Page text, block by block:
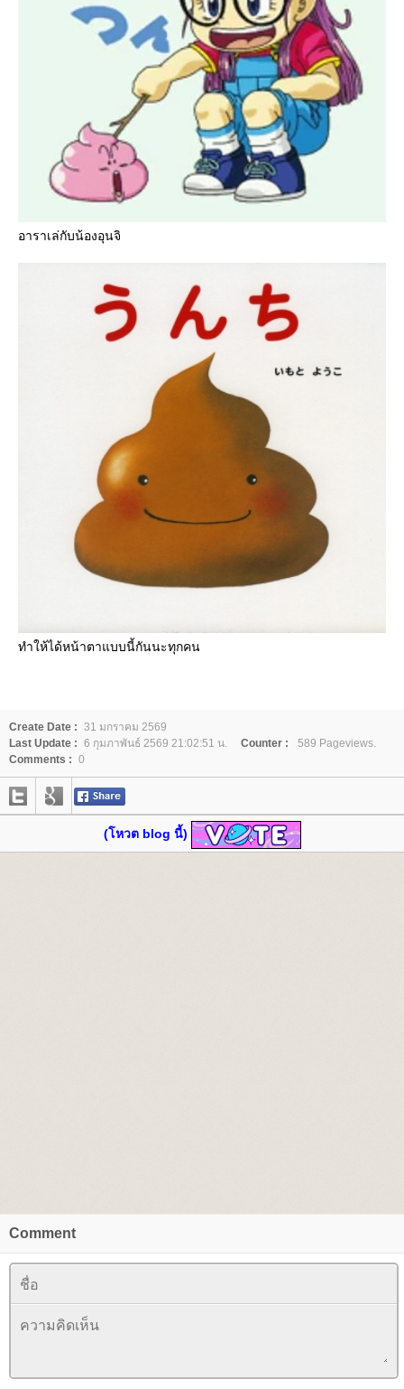
อาราเล่กับน้องอุนจิ
ทำให้ได้หน้าตาแบบนี้กันนะทุกคน
Create Date : 31 มกราคม 2569
Last Update : 6 กุมภาพันธ์ 2569 21:02:51 น. Counter :
589 Pageviews.
Comments : 0
(โหวต blog นี้)
Comment